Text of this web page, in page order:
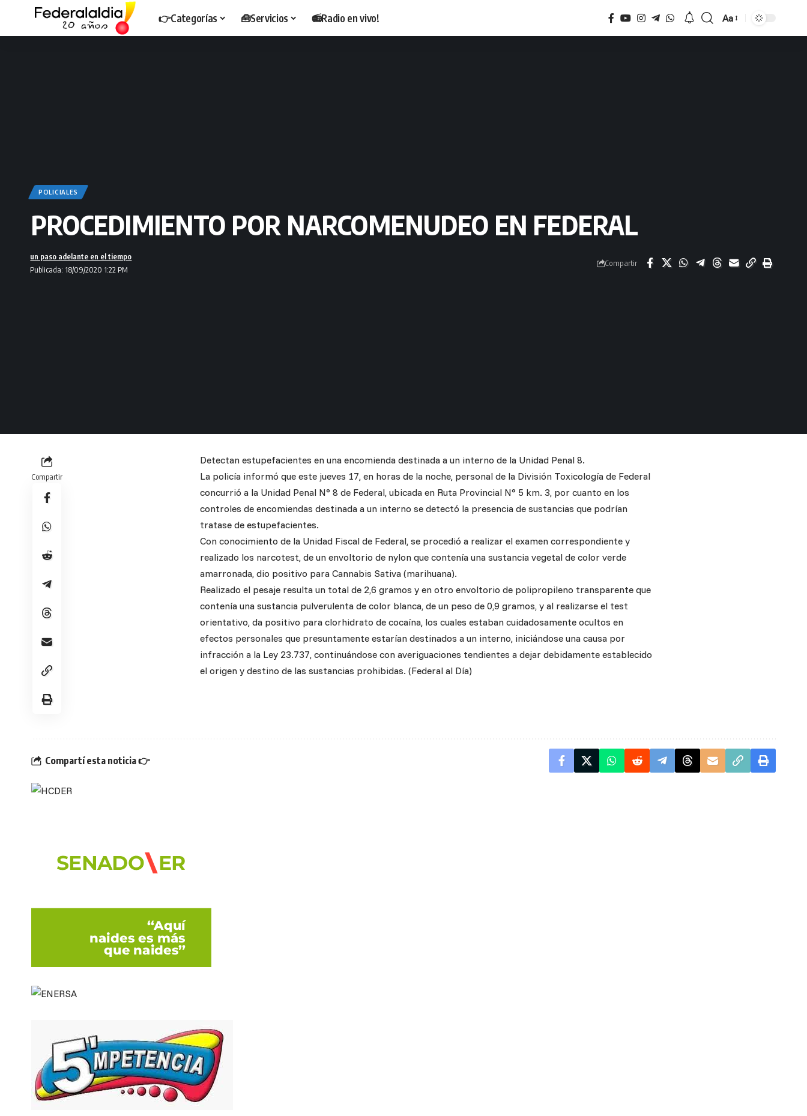
👉Categorías 🧰Servicios 📻Radio en vivo!
Tamaño
Aa
POLICIALES
PROCEDIMIENTO POR NARCOMENUDEO EN FEDERAL
Publicada: 18/09/2020 1:22 PM
un paso adelante en el tiempo
Compartir
Compartir
Detectan estupefacientes en una encomienda destinada a un interno de la Unidad Penal 8.
La policía informó que este jueves 17, en horas de la noche, personal de la División Toxicología de Federal
concurrió a la Unidad Penal N° 8 de Federal, ubicada en Ruta Provincial N° 5 km. 3, por cuanto en los
controles de encomiendas destinada a un interno se detectó la presencia de sustancias que podrían
tratase de estupefacientes.
Con conocimiento de la Unidad Fiscal de Federal, se procedió a realizar el examen correspondiente y
realizado los narcotest, de un envoltorio de nylon que contenía una sustancia vegetal de color verde
amarronada, dio positivo para Cannabis Sativa (marihuana).
Realizado el pesaje resulta un total de 2,6 gramos y en otro envoltorio de polipropileno transparente que
contenía una sustancia pulverulenta de color blanca, de un peso de 0,9 gramos, y al realizarse el test
orientativo, da positivo para clorhidrato de cocaína, los cuales estaban cuidadosamente ocultos en
efectos personales que presuntamente estarían destinados a un interno, iniciándose una causa por
infracción a la Ley 23.737, continuándose con averiguaciones tendientes a dejar debidamente establecido
el origen y destino de las sustancias prohibidas. (Federal al Día)
Compartí esta noticia 👉